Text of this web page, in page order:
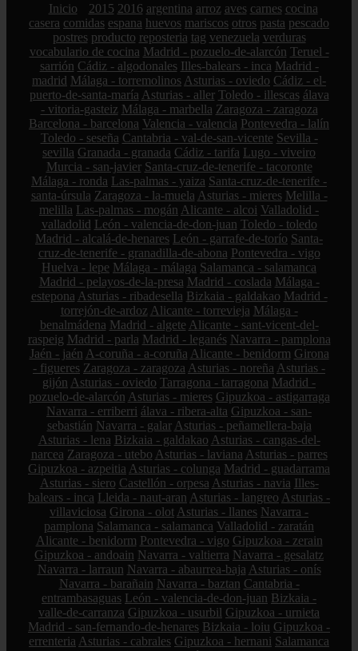
Inicio 2015 2016 argentina arroz aves carnes cocina
casera comidas espana huevos mariscos otros pasta pescado
postres producto reposteria tag venezuela verduras
vocabulario de cocina Madrid - pozuelo-de-alarcón Teruel -
sarrión Cádiz - algodonales Illes-balears - inca Madrid -
madrid Málaga - torremolinos Asturias - oviedo Cádiz - el-
puerto-de-santa-maría Asturias - aller Toledo - illescas álava
- vitoria-gasteiz Málaga - marbella Zaragoza - zaragoza
Barcelona - barcelona Valencia - valencia Pontevedra - lalín
Toledo - seseña Cantabria - val-de-san-vicente Sevilla -
sevilla Granada - granada Cádiz - tarifa Lugo - viveiro
Murcia - san-javier Santa-cruz-de-tenerife - tacoronte
Málaga - ronda Las-palmas - yaiza Santa-cruz-de-tenerife -
santa-úrsula Zaragoza - la-muela Asturias - mieres Melilla -
melilla Las-palmas - mogán Alicante - alcoi Valladolid -
valladolid León - valencia-de-don-juan Toledo - toledo
Madrid - alcalá-de-henares León - garrafe-de-torío Santa-
cruz-de-tenerife - granadilla-de-abona Pontevedra - vigo
Huelva - lepe Málaga - málaga Salamanca - salamanca
Madrid - pelayos-de-la-presa Madrid - coslada Málaga -
estepona Asturias - ribadesella Bizkaia - galdakao Madrid -
torrejón-de-ardoz Alicante - torrevieja Málaga -
benalmádena Madrid - algete Alicante - sant-vicent-del-
raspeig Madrid - parla Madrid - leganés Navarra - pamplona
Jaén - jaén A-coruña - a-coruña Alicante - benidorm Girona
- figueres Zaragoza - zaragoza Asturias - noreña Asturias -
gijón Asturias - oviedo Tarragona - tarragona Madrid -
pozuelo-de-alarcón Asturias - mieres Gipuzkoa - astigarraga
Navarra - erriberri álava - ribera-alta Gipuzkoa - san-
sebastián Navarra - galar Asturias - peñamellera-baja
Asturias - lena Bizkaia - galdakao Asturias - cangas-del-
narcea Zaragoza - utebo Asturias - laviana Asturias - parres
Gipuzkoa - azpeitia Asturias - colunga Madrid - guadarrama
Asturias - siero Castellón - orpesa Asturias - navia Illes-
balears - inca Lleida - naut-aran Asturias - langreo Asturias -
villaviciosa Girona - olot Asturias - llanes Navarra -
pamplona Salamanca - salamanca Valladolid - zaratán
Alicante - benidorm Pontevedra - vigo Gipuzkoa - zerain
Gipuzkoa - andoain Navarra - valtierra Navarra - gesalatz
Navarra - larraun Navarra - abaurrea-baja Asturias - onís
Navarra - barañain Navarra - baztan Cantabria -
entrambasaguas León - valencia-de-don-juan Bizkaia -
valle-de-carranza Gipuzkoa - usurbil Gipuzkoa - urnieta
Madrid - san-fernando-de-henares Bizkaia - loiu Gipuzkoa -
errenteria Asturias - cabrales Gipuzkoa - hernani Salamanca